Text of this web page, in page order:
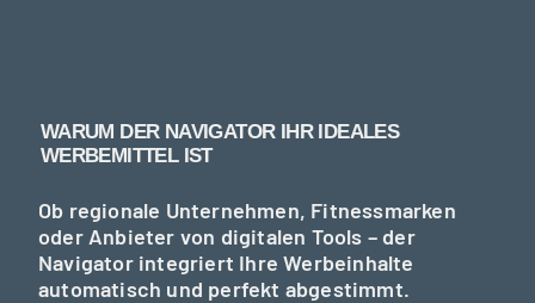
WARUM DER NAVIGATOR IHR IDEALES
WERBEMITTEL IST
Ob regionale Unternehmen, Fitnessmarken
oder Anbieter von digitalen Tools – der
Navigator integriert Ihre Werbeinhalte
automatisch und perfekt abgestimmt.